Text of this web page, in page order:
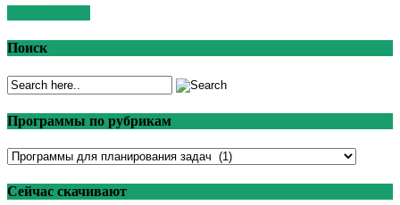
Поиск
Программы по рубрикам
Программы
рубрикам
Сейчас скачивают